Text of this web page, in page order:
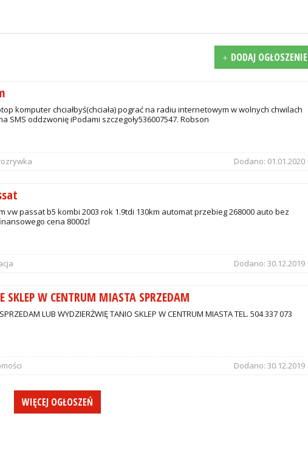
DODAJ OGŁOSZENIE
komputer chciałbyś(chciała) pograć na radiu internetowym w wolnych chwilach
SMS oddzwonię iPodami szczegoły536007547. Robson
Dodano: 01.01.2020
vw passat b5 kombi 2003 rok 1.9tdi 130km automat przebieg 268000 auto bez
cena 8000zl
Dodano: 30.12.2019
SKLEP W CENTRUM MIASTA SPRZEDAM
LUB WYDZIERŻWIĘ TANIO SKLEP W CENTRUM MIASTA TEL. 504 337 073
Dodano: 30.12.2019
WIĘCEJ OGŁOSZEŃ